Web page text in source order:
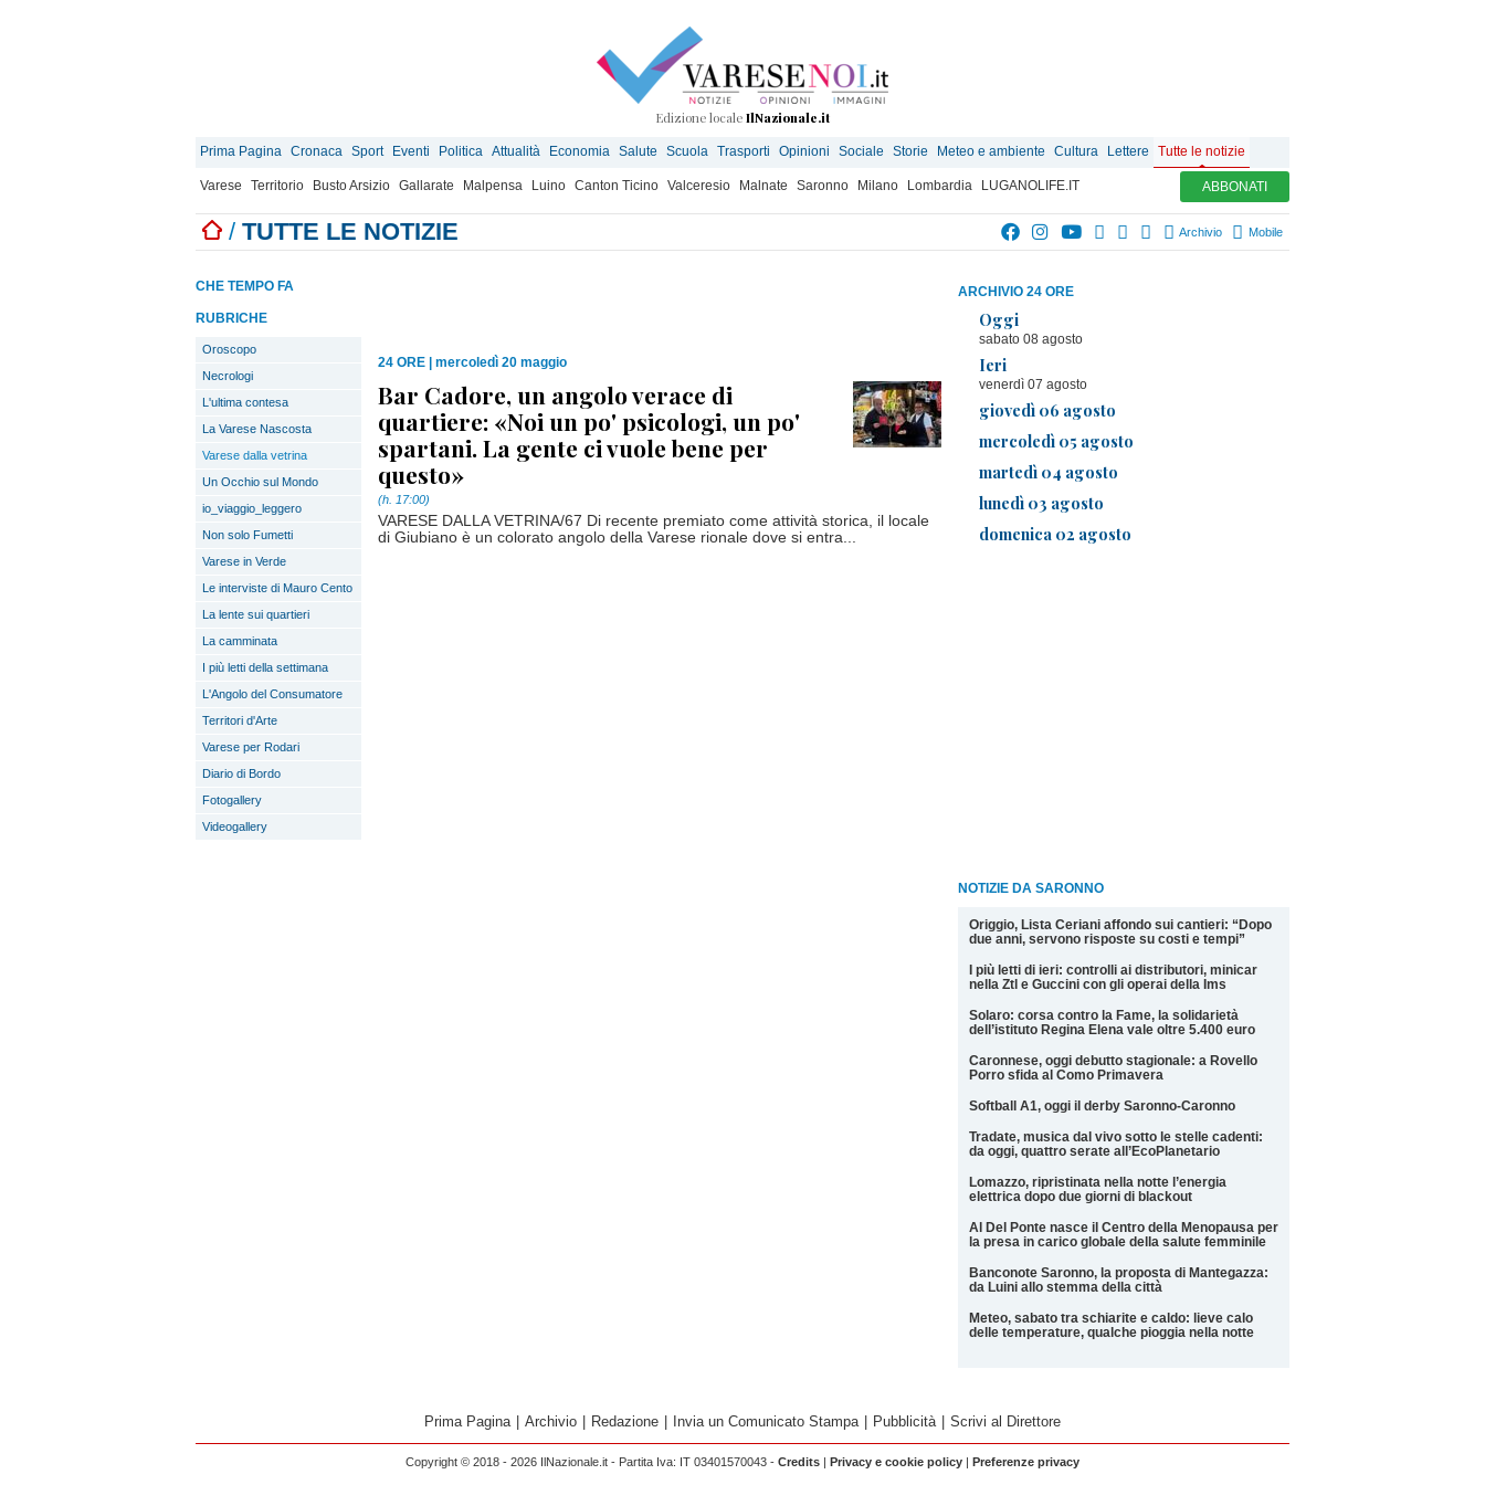
Edizione locale IlNazionale.it
Prima Pagina Cronaca Sport Eventi Politica Attualità Economia Salute Scuola Trasporti Opinioni Sociale Storie Meteo e ambiente Cultura Lettere Tutte le notizie
Varese Territorio Busto Arsizio Gallarate Malpensa Luino Canton Ticino Valceresio Malnate Saronno Milano Lombardia LUGANOLIFE.IT ABBONATI
/ TUTTE LE NOTIZIE Archivio Mobile
ARCHIVIO 24 ORE
Oggi
sabato 08 agosto
Ieri
venerdì 07 agosto
giovedì 06 agosto
mercoledì 05 agosto
martedì 04 agosto
lunedì 03 agosto
domenica 02 agosto
NOTIZIE DA SARONNO
Origgio, Lista Ceriani affondo sui cantieri: “Dopo
due anni, servono risposte su costi e tempi”
I più letti di ieri: controlli ai distributori, minicar
nella Ztl e Guccini con gli operai della Ims
Solaro: corsa contro la Fame, la solidarietà
dell’istituto Regina Elena vale oltre 5.400 euro
Caronnese, oggi debutto stagionale: a Rovello
Porro sfida al Como Primavera
Softball A1, oggi il derby Saronno-Caronno
Tradate, musica dal vivo sotto le stelle cadenti:
da oggi, quattro serate all’EcoPlanetario
Lomazzo, ripristinata nella notte l’energia
elettrica dopo due giorni di blackout
Al Del Ponte nasce il Centro della Menopausa per
la presa in carico globale della salute femminile
Banconote Saronno, la proposta di Mantegazza:
da Luini allo stemma della città
Meteo, sabato tra schiarite e caldo: lieve calo
delle temperature, qualche pioggia nella notte
CHE TEMPO FA
RUBRICHE
Oroscopo
Necrologi
L'ultima contesa
La Varese Nascosta
Varese dalla vetrina
Un Occhio sul Mondo
io_viaggio_leggero
Non solo Fumetti
Varese in Verde
Le interviste di Mauro Cento
La lente sui quartieri
La camminata
I più letti della settimana
L'Angolo del Consumatore
Territori d'Arte
Varese per Rodari
Diario di Bordo
Fotogallery
Videogallery
24 ORE mercoledì 20 maggio
Bar Cadore, un angolo verace di
quartiere: «Noi un po' psicologi, un po'
spartani. La gente ci vuole bene per
questo»
(h. 17:00)
VARESE DALLA VETRINA/67 Di recente premiato come attività storica, il locale
di Giubiano è un colorato angolo della Varese rionale dove si entra...
Prima Pagina Archivio Redazione Invia un Comunicato Stampa Pubblicità Scrivi al Direttore
Copyright © 2018 - 2026 IlNazionale.it - Partita Iva: IT 03401570043 - Credits | Privacy e cookie policy | Preferenze privacy